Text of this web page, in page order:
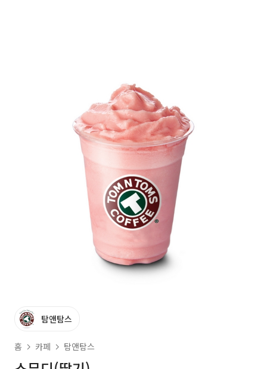
탐앤탐스
홈 카페 탐앤탐스